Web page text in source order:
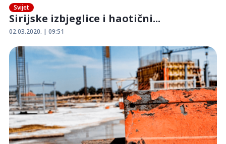
Svijet
Sirijske izbjeglice i haotični...
02.03.2020. | 09:51